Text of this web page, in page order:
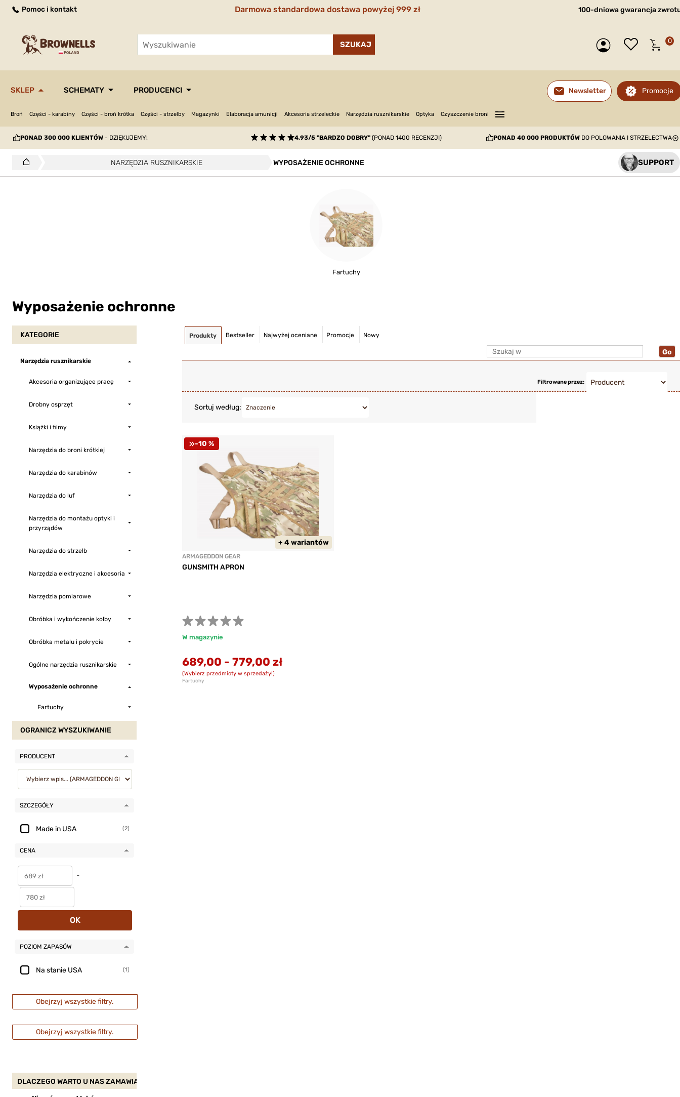
Pomoc i kontakt Darmowa standardowa dostawa powyżej 999 zł 100-dniowa gwarancja
0
SKLEP SCHEMATY PRODUCENCI Newsletter Promocje
Broń Części - karabiny Części - broń krótka Części - strzelby Magazynki Elaboracja amunicji Akcesoria strzeleckie Narzędzia rusznikarskie Optyka Czyszczenie broni —
—
—
PONAD 300 000 KLIENTÓW - DZIĘKUJEMY! 4,93/5 "BARDZO DOBRY"(PONAD 1400 RECENZJI) PONAD 40 000 PRODUKTÓW DO POLOWANIA I STRZELECTWA
NARZĘDZIA RUSZNIKARSKIE WYPOSAŻENIE OCHRONNE SUPPORT
Fartuchy
Wyposażenie ochronne
Produkty Bestseller Najwyżej oceniane Promocje Nowy
Filtrowane przez:
Sortuj według:
-10 %
+ 4 wariantów
ARMAGEDDON GEAR
GUNSMITH APRON
Fartuchy
W magazynie
689,00 - 779,00 zł
(Wybierz przedmioty w sprzedaży!)
KATEGORIE
Narzędzia rusznikarskie
Akcesoria organizujące pracę
Drobny osprzęt
Książki i filmy
Narzędzia do broni krótkiej
Narzędzia do karabinów
Narzędzia do luf
Narzędzia do montażu optyki i
przyrządów
Narzędzia do strzelb
Narzędzia elektryczne i akcesoria
Narzędzia pomiarowe
Obróbka i wykończenie kolby
Obróbka metalu i pokrycie
Ogólne narzędzia rusznikarskie
Wyposażenie ochronne
Fartuchy
OGRANICZ WYSZUKIWANIE
PRODUCENT
SZCZEGÓŁY
Made in USA (2)
CENA
-
OK
POZIOM ZAPASÓW
Na stanie USA (1)
Obejrzyj wszystkie filtry.
Obejrzyj wszystkie filtry.
DLACZEGO WARTO U NAS ZAMAWIAĆ?